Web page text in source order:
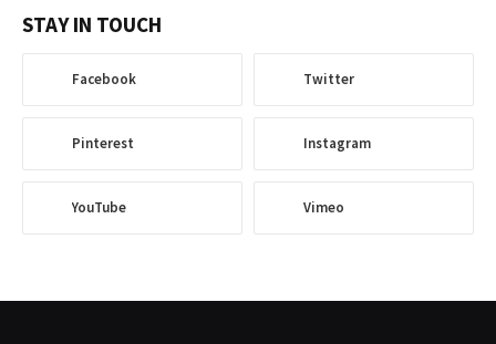
STAY IN TOUCH
Facebook Twitter
Pinterest Instagram
YouTube Vimeo